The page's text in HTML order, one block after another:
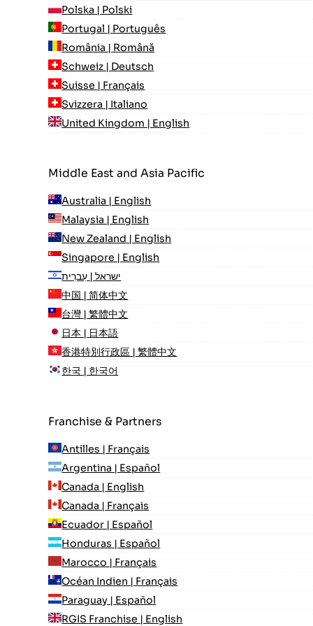
Polska | Polski
Portugal | Português
România | Română
Schweiz | Deutsch
Suisse | Français
Svizzera | Italiano
United Kingdom | English
Middle East and Asia Pacific
Australia | English
Malaysia | English
New Zealand | English
Singapore | English
ישראל | עִברִית
中国 | 简体中文
台灣 | 繁體中文
日本 | 日本語
香港特別行政區 | 繁體中文
한국 | 한국어
Franchise & Partners
Antilles | Français
Argentina | Español
Canada | English
Canada | Français
Ecuador | Español
Honduras | Español
Marocco | Français
Océan Indien | Français
Paraguay | Español
RGIS Franchise | English